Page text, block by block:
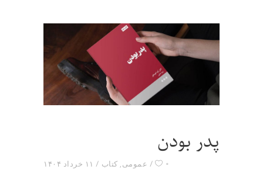
پدر بودن
۱۱ خرداد ۱۴۰۴ عمومی, کتاب ۰